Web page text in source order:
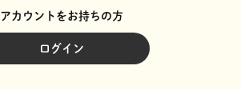
アカウントをお持ちの方
ログイン